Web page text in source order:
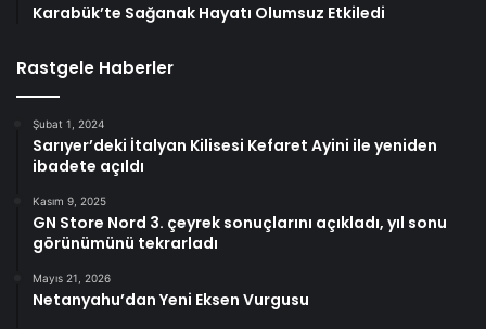
Karabük’te Sağanak Hayatı Olumsuz Etkiledi
Rastgele Haberler
Şubat 1, 2024
Sarıyer’deki İtalyan Kilisesi Kefaret Ayini ile yeniden
ibadete açıldı
Kasım 9, 2025
GN Store Nord 3. çeyrek sonuçlarını açıkladı, yıl sonu
görünümünü tekrarladı
Mayıs 21, 2026
Netanyahu’dan Yeni Eksen Vurgusu